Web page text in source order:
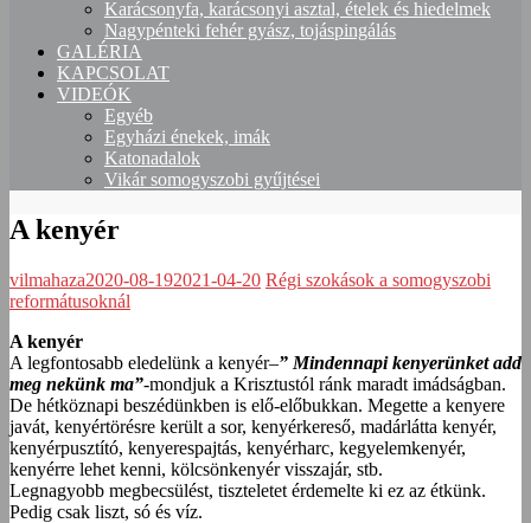
Karácsonyfa, karácsonyi asztal, ételek és hiedelmek
Nagypénteki fehér gyász, tojáspingálás
GALÉRIA
KAPCSOLAT
VIDEÓK
Egyéb
Egyházi énekek, imák
Katonadalok
Vikár somogyszobi gyűjtései
A kenyér
vilmahaza2020-08-192021-04-20 Régi szokások a somogyszobi
reformátusoknál
A kenyér
A legfontosabb eledelünk a kenyér–” Mindennapi kenyerünket add
meg nekünk ma”-mondjuk a Krisztustól ránk maradt imádságban.
De hétköznapi beszédünkben is elő-előbukkan. Megette a kenyere
javát, kenyértörésre került a sor, kenyérkereső, madárlátta kenyér,
kenyérpusztító, kenyerespajtás, kenyérharc, kegyelemkenyér,
kenyérre lehet kenni, kölcsönkenyér visszajár, stb.
Legnagyobb megbecsülést, tiszteletet érdemelte ki ez az étkünk.
Pedig csak liszt, só és víz.